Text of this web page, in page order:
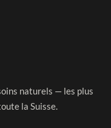
naturels — les plus
la Suisse.